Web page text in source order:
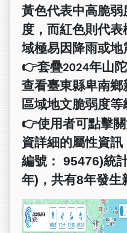
黃色代表中高脆
度，而紅色則代
域極易因降雨或地
👉套疊2024年山
查看臺東縣卑南
區域地文脆弱度等
👉使用者可點擊
資詳細的屬性資
編號： 95476)統
年)，共有8年發生